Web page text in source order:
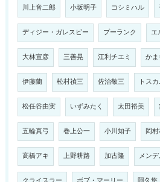
川上音二郎 小坂明子 コシミハル
ディジー・ガレスピー プーランク エ
大林宣彦 三善晃 江利チエミ か
伊藤蘭 松村禎三 佐治敬三 トス
松任谷由実 いずみたく 太田裕美
五輪真弓 巻上公一 小川知子 岡
高橋アキ 上野耕路 加古隆 メン